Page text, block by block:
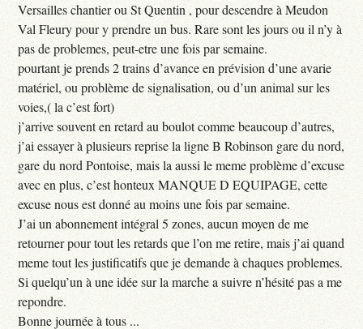
Versailles chantier ou St Quentin , pour descendre à Meudon
Val Fleury pour y prendre un bus. Rare sont les jours ou il n’y à
pas de problemes, peut-etre une fois par semaine.
pourtant je prends 2 trains d’avance en prévision d’une avarie
matériel, ou problème de signalisation, ou d’un animal sur les
voies,( la c’est fort)
j’arrive souvent en retard au boulot comme beaucoup d’autres,
j’ai essayer à plusieurs reprise la ligne B Robinson gare du nord,
gare du nord Pontoise, mais la aussi le meme problème d’excuse
avec en plus, c’est honteux MANQUE D EQUIPAGE, cette
excuse nous est donné au moins une fois par semaine.
J’ai un abonnement intégral 5 zones, aucun moyen de me
retourner pour tout les retards que l’on me retire, mais j’ai quand
meme tout les justificatifs que je demande à chaques problemes.
Si quelqu’un à une idée sur la marche a suivre n’hésité pas a me
repondre.
Bonne journée à tous ...